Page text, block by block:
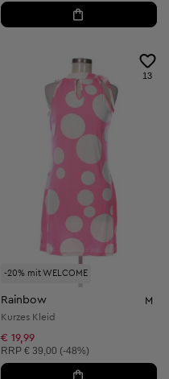
-20% mit WELCOME
13
Rainbow M
Kurzes Kleid
€ 19,99
Unverbindliche Preisempfehlung:
RRP € 39,00 (-48%)